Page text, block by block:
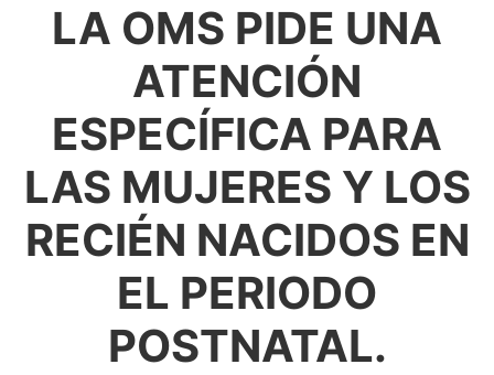
LA OMS PIDE UNA
ATENCIÓN
ESPECÍFICA PARA
LAS MUJERES Y LOS
RECIÉN NACIDOS EN
EL PERIODO
POSTNATAL.